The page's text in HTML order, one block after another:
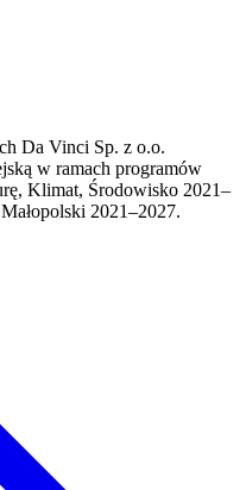
Da Vinci Sp. z o.o.
w ramach programów
Klimat, Środowisko 2021–
2021–2027.